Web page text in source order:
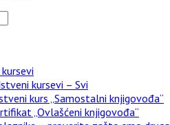
kursevi – Svi
kurs „Samostalni knjigovođa“
„Ovlašćeni knjigovođa“